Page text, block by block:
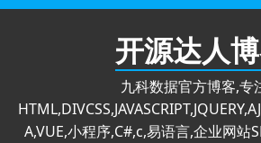
跳
开源达人
九科数据官方博客,专
A,VUE,小程序,C#,c,易语言,企业网站